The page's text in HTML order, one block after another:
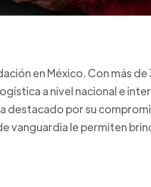
en México. Con más de
a nivel nacional e
destacado por su
vanguardia le permiten